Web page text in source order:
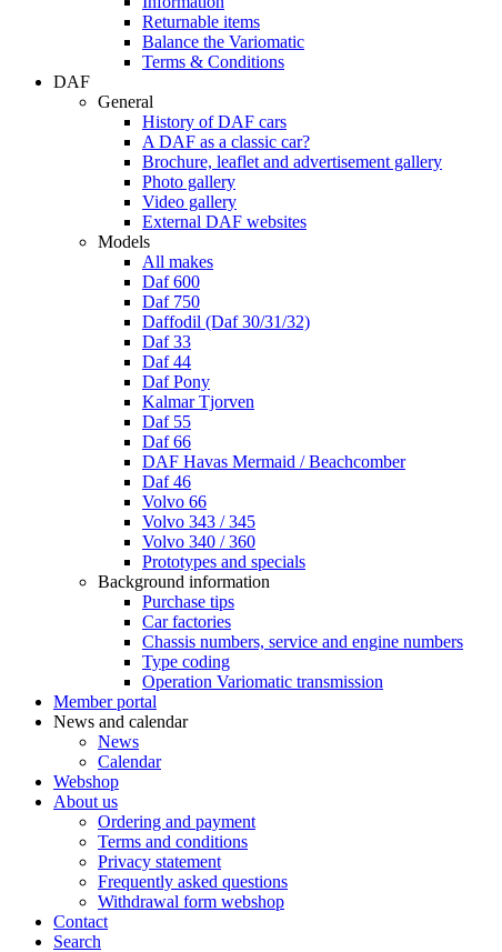
Returnable items
Balance the Variomatic
Terms & Conditions
DAF
General
History of DAF cars
A DAF as a classic car?
Brochure, leaflet and advertisement gallery
Photo gallery
Video gallery
External DAF websites
Models
All makes
Daf 600
Daf 750
Daffodil (Daf 30/31/32)
Daf 33
Daf 44
Daf Pony
Kalmar Tjorven
Daf 55
Daf 66
DAF Havas Mermaid / Beachcomber
Daf 46
Volvo 66
Volvo 343 / 345
Volvo 340 / 360
Prototypes and specials
Background information
Purchase tips
Car factories
Chassis numbers, service and engine numbers
Type coding
Operation Variomatic transmission
Member portal
News and calendar
News
Calendar
Webshop
About us
Ordering and payment
Terms and conditions
Privacy statement
Frequently asked questions
Withdrawal form webshop
Contact
Search